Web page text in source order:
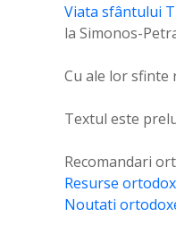
Viata sfântului
la Simonos-
Cu ale lor sfinte
Textul este
Recomandari
Resurse
Noutati